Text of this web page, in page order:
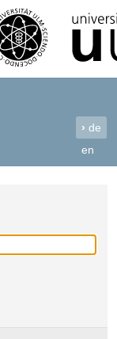
› de
en